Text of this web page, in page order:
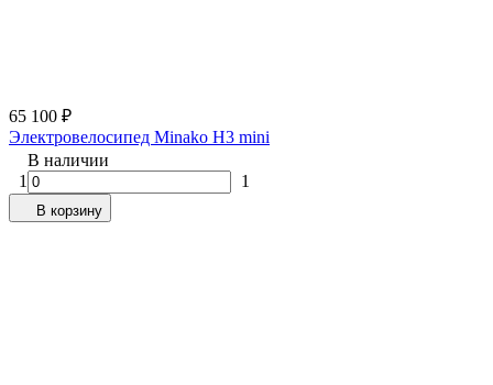
65 100 ₽
Электровелосипед Minako H3 mini
В наличии
1
1
В корзину